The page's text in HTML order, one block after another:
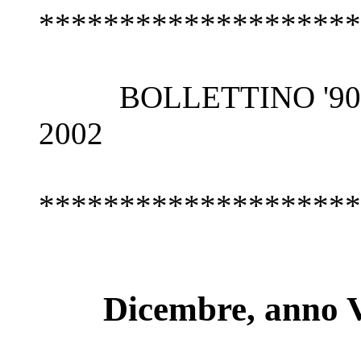
BOLLETTINO '900
2002
Dicembre, anno